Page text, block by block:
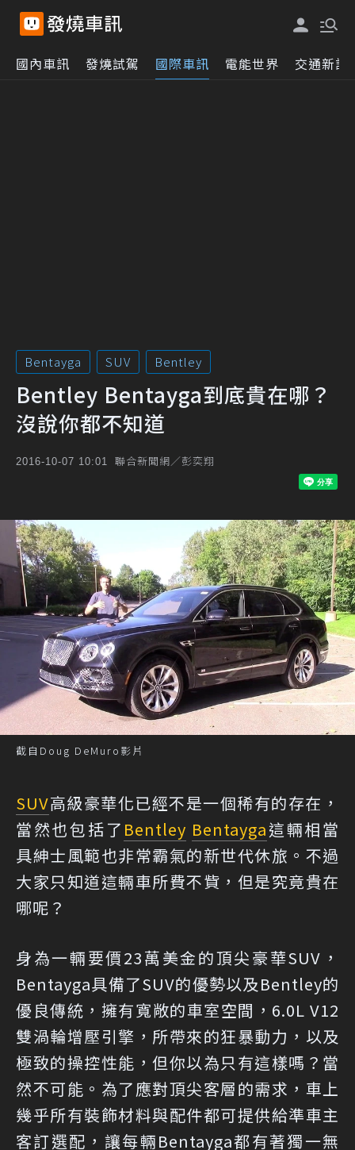
國內車訊 發燒試駕 國際車訊 電能世界 交通新訊
Bentayga SUV Bentley
Bentley Bentayga到底貴在哪？
沒說你都不知道
2016-10-07 10:01 聯合新聞網／彭奕翔
截自Doug DeMuro影片
SUV高級豪華化已經不是一個稀有的存在，
當然也包括了 Bentley Bentayga這輛相當
具紳士風範也非常霸氣的新世代休旅。不過
大家只知道這輛車所費不貲，但是究竟貴在
哪呢？
身為一輛要價23萬美金的頂尖豪華SUV，
Bentayga具備了SUV的優勢以及Bentley的
優良傳統，擁有寬敞的車室空間，6.0L V12
雙渦輪增壓引擎，所帶來的狂暴動力，以及
極致的操控性能，但你以為只有這樣嗎？當
然不可能。為了應對頂尖客層的需求，車上
幾乎所有裝飾材料與配件都可提供給準車主
客訂選配，讓每輛Bentayga都有著獨一無